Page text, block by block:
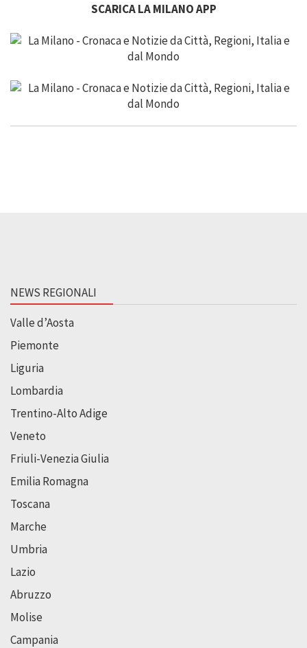
SCARICA LA MILANO APP
NEWS REGIONALI
Valle d’Aosta
Piemonte
Liguria
Lombardia
Trentino-Alto Adige
Veneto
Friuli-Venezia Giulia
Emilia Romagna
Toscana
Marche
Umbria
Lazio
Abruzzo
Molise
Campania